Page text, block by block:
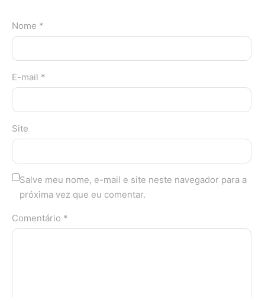
Nome *
E-mail *
Site
Salve meu nome, e-mail e site neste navegador para a
próxima vez que eu comentar.
Comentário *